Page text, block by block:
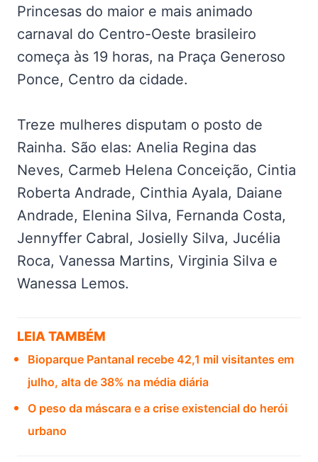
Princesas do maior e mais animado
carnaval do Centro-Oeste brasileiro
começa às 19 horas, na Praça Generoso
Ponce, Centro da cidade.
Treze mulheres disputam o posto de
Rainha. São elas: Anelia Regina das
Neves, Carmeb Helena Conceição, Cintia
Roberta Andrade, Cinthia Ayala, Daiane
Andrade, Elenina Silva, Fernanda Costa,
Jennyffer Cabral, Josielly Silva, Jucélia
Roca, Vanessa Martins, Virginia Silva e
Wanessa Lemos.
LEIA TAMBÉM
Bioparque Pantanal recebe 42,1 mil visitantes em
julho, alta de 38% na média diária
O peso da máscara e a crise existencial do herói
urbano